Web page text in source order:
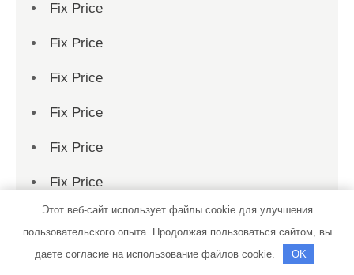
Fix Price
Fix Price
Fix Price
Fix Price
Fix Price
Fix Price
Fix Price
Fix Price
Этот веб-сайт использует файлы cookie для улучшения
пользовательского опыта. Продолжая пользоваться сайтом, вы
даете согласие на использование файлов cookie.
OK